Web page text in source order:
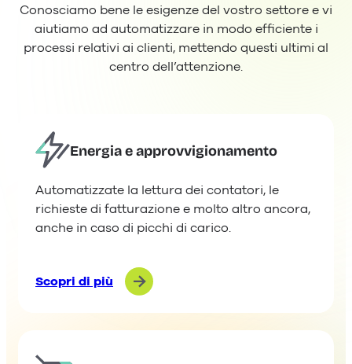
Conosciamo bene le esigenze del vostro settore e vi
aiutiamo ad automatizzare in modo efficiente i
processi relativi ai clienti, mettendo questi ultimi al
centro dell’attenzione.
Energia e approvvigionamento
Automatizzate la lettura dei contatori, le
richieste di fatturazione e molto altro ancora,
anche in caso di picchi di carico.
Scopri di più